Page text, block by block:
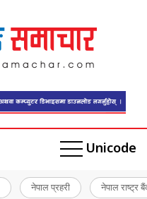
Unicode
नेपाल प्रहरी नेपाल राष्ट्र